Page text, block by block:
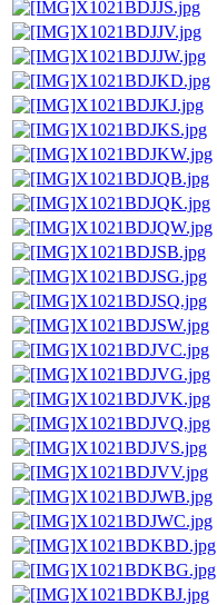
X1021BDJJS.jpg
X1021BDJJV.jpg
X1021BDJJW.jpg
X1021BDJKD.jpg
X1021BDJKJ.jpg
X1021BDJKS.jpg
X1021BDJKW.jpg
X1021BDJQB.jpg
X1021BDJQK.jpg
X1021BDJQW.jpg
X1021BDJSB.jpg
X1021BDJSG.jpg
X1021BDJSQ.jpg
X1021BDJSW.jpg
X1021BDJVC.jpg
X1021BDJVG.jpg
X1021BDJVK.jpg
X1021BDJVQ.jpg
X1021BDJVS.jpg
X1021BDJVV.jpg
X1021BDJWB.jpg
X1021BDJWC.jpg
X1021BDKBD.jpg
X1021BDKBG.jpg
X1021BDKBJ.jpg